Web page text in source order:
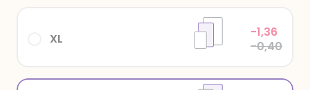
XL
-1,36
-0,40